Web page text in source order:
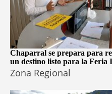
Chaparral se prepara para
un destino listo para la Feria
Zona Regional